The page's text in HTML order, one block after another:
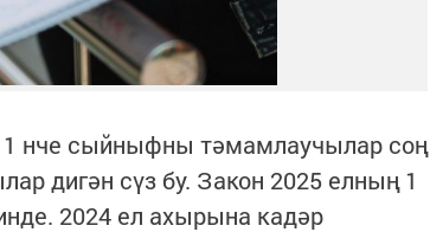
нче сыйныфны тәмамлаучылар соң
дигән сүз бу. Закон 2025 елның 1
2024 ел ахырына кадәр